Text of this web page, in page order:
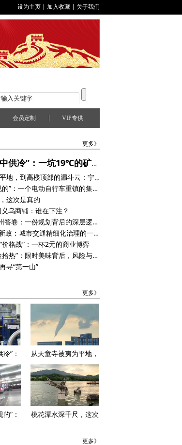
设为主页 | 加入收藏 | 关于我们
会员定制 VIP专供
更多》
徐州试水“集中供冷”：一坑19℃的矿水，正在重估一座城市的身价
从天童寺被夷为平地，到高楼顶部的漏斗云：宁波龙卷风四百年时空对话
“没有一辆是正规的”：一个电动自行车重镇的集体失守
这次是真的
乌商铺：谁在下注？
老城“焕新”的徐州答卷：一份规划背后的深层逻辑与未尽难题
无锡"外卖电摩"新政：城市交通精细化治理的一次破冰
格战”：一杯2元的商业博弈
杭州雨后地衣“捡拾热”：限时美味背后，风险与边界不容忽视
寻“第一山”
更多》
”：
正在
身价
从天童寺被夷为平地，
到高楼顶部的漏斗云：
宁波龙卷风四百年时空
对话
”：
桃花潭水深千尺，这次
更多》